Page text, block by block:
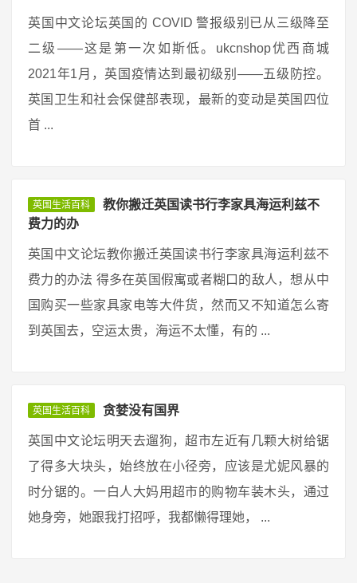
英国中文论坛英国的 COVID 警报级别已从三级降至
二级——这是第一次如斯低。ukcnshop优西商城
2021年1月，英国疫情达到最初级别——五级防控。
英国卫生和社会保健部表现，最新的变动是英国四位
首 ...
英国生活百科
教你搬迁英国读书行李家具海运利兹不
费力的办
英国中文论坛教你搬迁英国读书行李家具海运利兹不
费力的办法 得多在英国假寓或者糊口的敌人，想从中
国购买一些家具家电等大件货，然而又不知道怎么寄
到英国去，空运太贵，海运不太懂，有的 ...
英国生活百科 贪婪没有国界
英国中文论坛明天去遛狗，超市左近有几颗大树给锯
了得多大块头，始终放在小径旁，应该是尤妮风暴的
时分锯的。一白人大妈用超市的购物车装木头，通过
她身旁，她跟我打招呼，我都懒得理她， ...